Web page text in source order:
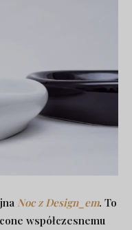
Noc z Design_em. To
współczesnemu